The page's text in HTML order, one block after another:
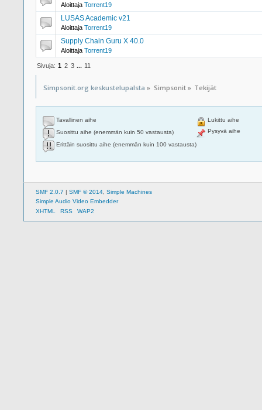
Aloittaja Torrent19
LUSAS Academic v21
Aloittaja Torrent19
Supply Chain Guru X 40.0
Aloittaja Torrent19
Sivuja: 1 2 3 ... 11
Simpsonit.org keskustelupalsta » Simpsonit» Tekijät
Tavallinen aihe
Suosittu aihe (enemmän kuin 50 vastausta)
Erittäin suosittu aihe (enemmän kuin 100 vastausta)
Lukittu aihe
Pysyvä aihe
SMF 2.0.7 | SMF © 2014 Simple Machines
Simple Audio Video Embedder
XHTML
RSS WAP2